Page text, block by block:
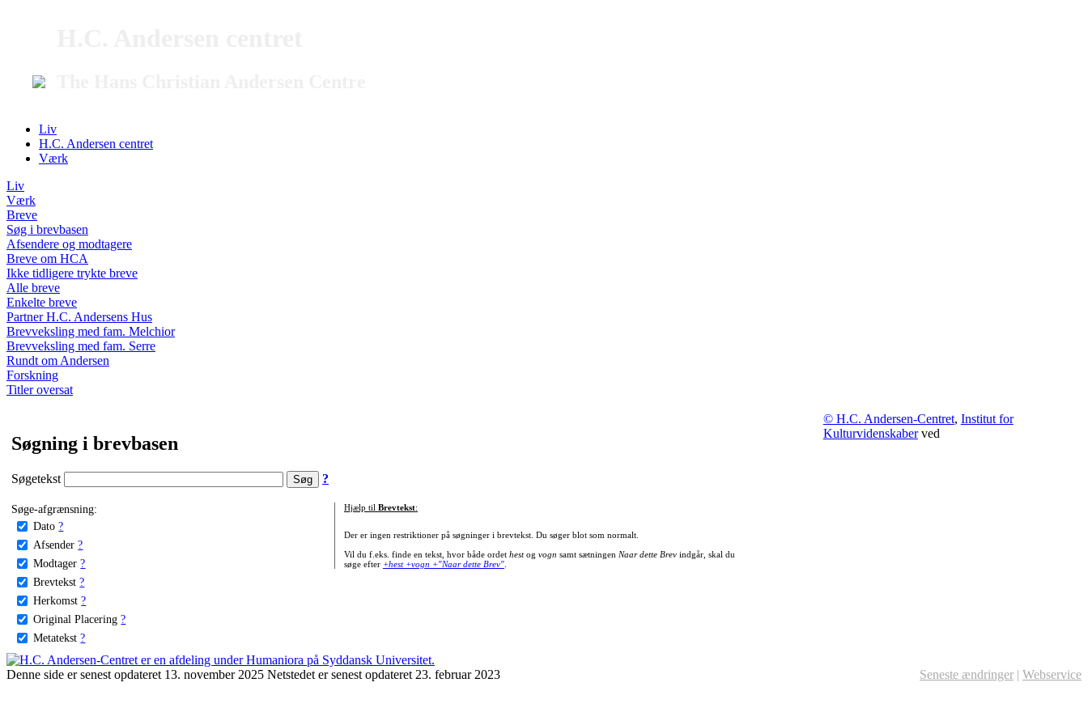
Liv
H.C. Andersen centret
Værk
Liv
Værk
Breve
Søg i brevbasen
Afsendere og modtagere
Breve om HCA
Ikke tidligere trykte breve
Alle breve
Enkelte breve
Partner H.C. Andersens Hus
Brevveksling med fam. Melchior
Brevveksling med fam. Serre
Rundt om Andersen
Forskning
Titler oversat
Søgning i brevbasen
Søgetekst ?
Søge-afgrænsning:
Dato ?
Afsender ?
Modtager ?
Brevtekst ?
Herkomst ?
Original Placering ?
Metatekst ?
Hjælp til Brevtekst:
Der er ingen restriktioner på søgninger i brevtekst. Du søger blot som normalt.
Vil du f.eks. finde en tekst, hvor både ordet hestog vogn samt sætningen Naar dette Brevindgår, skal du
søge efter +hest +vogn +"Naar dette Brev".
© H.C. Andersen-Centret, Institut for
Kulturvidenskaberved
Denne side er senest opdateret 13. november 2025 Netstedet er senest opdateret 23. februar 2023 Seneste ændringer | Webservice